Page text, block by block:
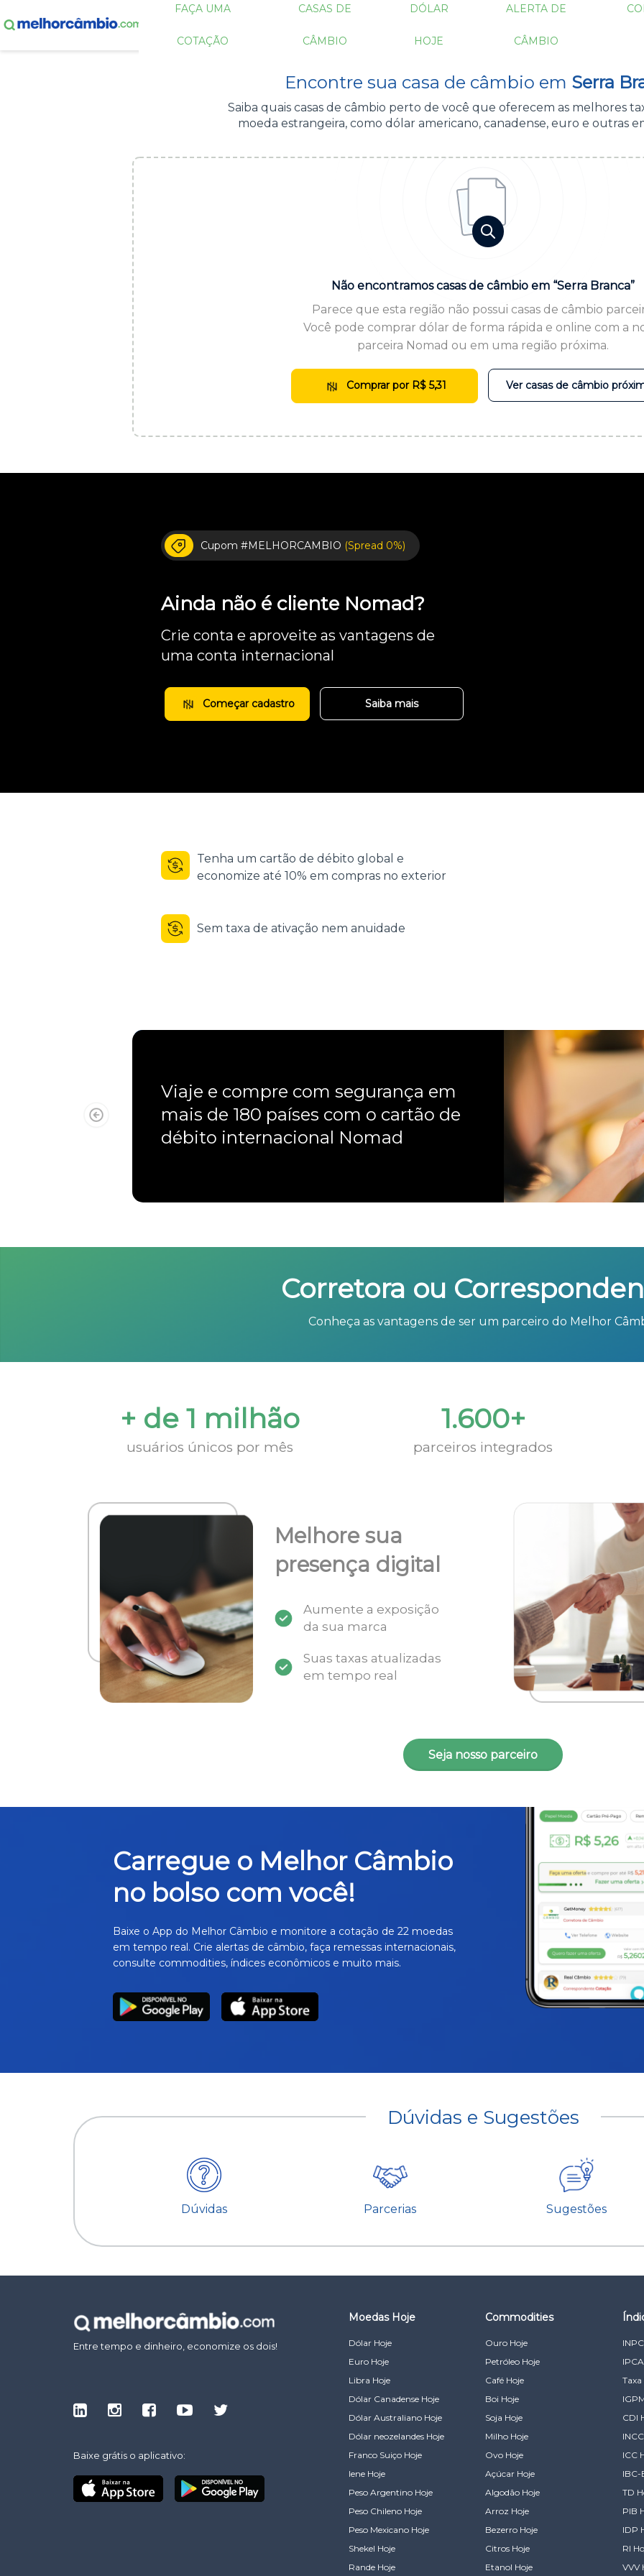
FAÇA UMA
COTAÇÃO
CASAS DE
CÂMBIO
DÓLAR
HOJE
ALERTA DE
CÂMBIO
Encontre sua casa de câmbio em Serra
Saiba quais casas de câmbio perto de você que oferecem as melhores
moeda estrangeira, como dólar americano, canadense, euro e outras
Não encontramos casas de câmbio em “Serra Branca”
Parece que esta região não possui casas de câmbio
Você pode comprar dólar de forma rápida e online com a
parceira Nomad ou em uma região próxima.
Comprar por R$ 5,31 Ver casas de câmbio
Cupom #MELHORCAMBIO (Spread 0%)
Ainda não é cliente Nomad?
Crie conta e aproveite as vantagens de
uma conta internacional
Começar cadastro Saiba mais
Tenha um cartão de débito global e
economize até 10% em compras no exterior
Sem taxa de ativação nem anuidade
Viaje e compre com segurança em
mais de 180 países com o cartão de
débito internacional Nomad
Corretora ou
Conheça as vantagens de ser um parceiro do Melhor
+ de 1 milhão
usuários únicos por mês
1.600+
parceiros integrados
Melhore sua
presença digital
Aumente a exposição
da sua marca
Suas taxas atualizadas
em tempo real
Seja nosso parceiro
Carregue o Melhor Câmbio
no bolso com você!
Baixe o App do Melhor Câmbio e monitore a cotação de 22 moedas
em tempo real. Crie alertas de câmbio, faça remessas internacionais,
consulte commodities, índices econômicos e muito mais.
Dúvidas e Sugestões
Dúvidas Parcerias Sugestões
Entre tempo e dinheiro, economize os dois!
Baixe grátis o aplicativo:
Moedas Hoje
Dólar Hoje
Euro Hoje
Libra Hoje
Dólar Canadense Hoje
Dólar Australiano Hoje
Dólar neozelandes Hoje
Franco Suiço Hoje
Iene Hoje
Peso Argentino Hoje
Peso Chileno Hoje
Peso Mexicano Hoje
Shekel Hoje
Rande Hoje
Commodities
Ouro Hoje
Petróleo Hoje
Café Hoje
Boi Hoje
Soja Hoje
Milho Hoje
Ovo Hoje
Açúcar Hoje
Algodão Hoje
Arroz Hoje
Bezerro Hoje
Citros Hoje
Etanol Hoje
Taxa
CDI
ICC
IBC-
TD
PIB
IDP
RI
VVV